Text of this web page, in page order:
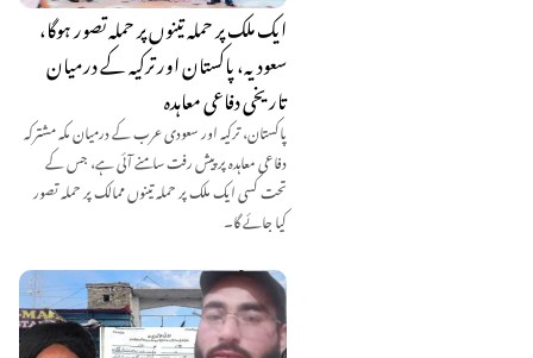
ایک ملک پر حملہ تینوں پر حملہ تصور ہوگا،
سعودیہ، پاکستان اور ترکیہ کے درمیان
تاریخی دفاعی معاہدہ
پاکستان، ترکیہ اور سعودی عرب کے درمیان مکہ مشترکہ
دفاعی معاہدہ پر پیش رفت سامنے آئی ہے، جس کے
تحت کسی ایک ملک پر حملہ تینوں ممالک پر حملہ تصور
کیا جائے گا۔